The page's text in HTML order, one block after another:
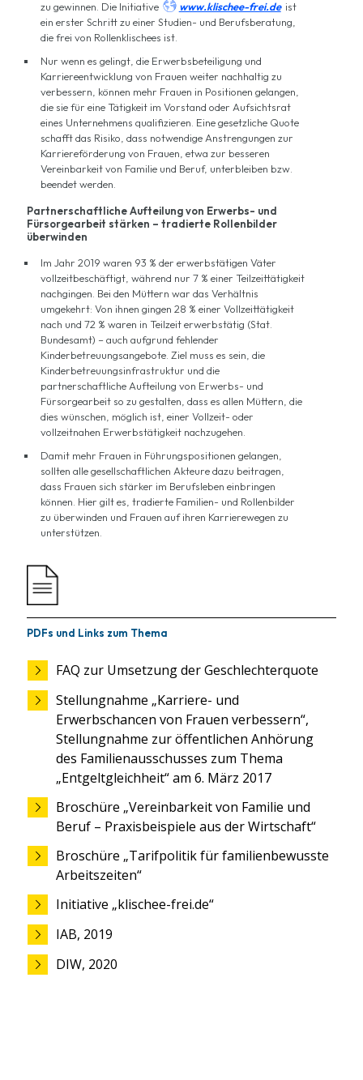
zu gewinnen. Die Initiative  www.klischee-frei.de ist
ein erster Schritt zu einer Studien- und Berufsberatung,
die frei von Rollenklischees ist.
Nur wenn es gelingt, die Erwerbsbeteiligung und
Karriereentwicklung von Frauen weiter nachhaltig zu
verbessern, können mehr Frauen in Positionen gelangen,
die sie für eine Tätigkeit im Vorstand oder Aufsichtsrat
eines Unternehmens qualifizieren. Eine gesetzliche Quote
schafft das Risiko, dass notwendige Anstrengungen zur
Karriereförderung von Frauen, etwa zur besseren
Vereinbarkeit von Familie und Beruf, unterbleiben bzw.
beendet werden.
Partnerschaftliche Aufteilung von Erwerbs- und
Fürsorgearbeit stärken – tradierte Rollenbilder
überwinden
Im Jahr 2019 waren 93 % der erwerbstätigen Väter
vollzeitbeschäftigt, während nur 7 % einer Teilzeittätigkeit
nachgingen. Bei den Müttern war das Verhältnis
umgekehrt: Von ihnen gingen 28 % einer Vollzeittätigkeit
nach und 72 % waren in Teilzeit erwerbstätig (Stat.
Bundesamt) – auch aufgrund fehlender
Kinderbetreuungsangebote. Ziel muss es sein, die
Kinderbetreuungsinfrastruktur und die
partnerschaftliche Aufteilung von Erwerbs- und
Fürsorgearbeit so zu gestalten, dass es allen Müttern, die
dies wünschen, möglich ist, einer Vollzeit- oder
vollzeitnahen Erwerbstätigkeit nachzugehen.
Damit mehr Frauen in Führungspositionen gelangen,
sollten alle gesellschaftlichen Akteure dazu beitragen,
dass Frauen sich stärker im Berufsleben einbringen
können. Hier gilt es, tradierte Familien- und Rollenbilder
zu überwinden und Frauen auf ihren Karrierewegen zu
unterstützen.
PDFs und Links zum Thema
FAQ zur Umsetzung der Geschlechterquote
Stellungnahme „Karriere- und
Erwerbschancen von Frauen verbessern“,
Stellungnahme zur öffentlichen Anhörung
des Familienausschusses zum Thema
„Entgeltgleichheit“ am 6. März 2017
Broschüre „Vereinbarkeit von Familie und
Beruf – Praxisbeispiele aus der Wirtschaft“
Broschüre „Tarifpolitik für familienbewusste
Arbeitszeiten“
Initiative „klischee-frei.de“
IAB, 2019
DIW, 2020